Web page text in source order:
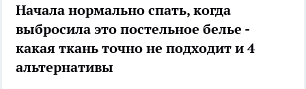
Начала нормально спать, когда
выбросила это постельное белье -
какая ткань точно не подходит и 4
альтернативы